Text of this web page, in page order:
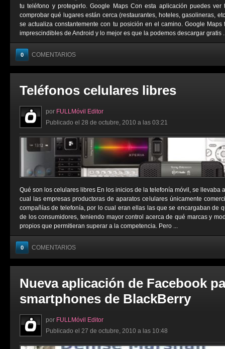
tu teléfono y protegerlo. Google Maps Con esta aplicación puedes
comprobar qué lugares están cerca (restaurantes, hoteles, gasolineras,
se actualiza constantemente con tu posición en el camino. Google
imprescindibles de Android y lo mejor es que la podemos descargar gratis
0 COMENTARIOS
Teléfonos celulares libres
por FULLMóvil Editor
Publicado el 28 de octubre, 2010 a las 03:21
Qué son los celulares libres En los inicios de la telefonía móvil, se llevaba
cual las empresas productoras de aparatos celulares únicamente
compañías de telefonía, por lo cual eran ellas las que se encargaban de
de los consumidores, teniendo mayor control acerca de qué marcas y
propios que permitieran superar a la competencia. Pero ...
0 COMENTARIOS
Nueva aplicación de Facebook
smartphones de BlackBerry
por FULLMóvil Editor
Publicado el 27 de octubre, 2010 a las 10:48